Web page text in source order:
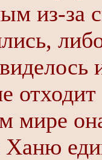
из-за
мире